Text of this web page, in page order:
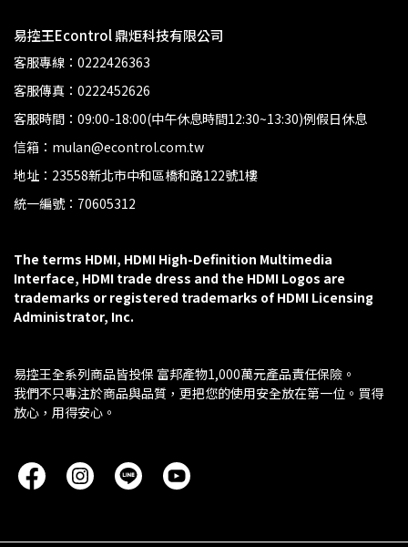
易控王Econtrol 鼎炬科技有限公司
客服專線：0222426363
客服傳真：0222452626
客服時間：09:00-18:00(中午休息時間12:30~13:30)例假日休息
信箱：mulan@econtrol.com.tw
地址：23558新北市中和區橋和路122號1樓
統一編號：70605312
The terms HDMI, HDMI High-Definition Multimedia
Interface, HDMI trade dress and the HDMI Logos are
trademarks or registered trademarks of HDMI Licensing
Administrator, Inc.
易控王全系列商品皆投保 富邦產物1,000萬元產品責任保險。
我們不只專注於商品與品質，更把您的使用安全放在第一位。買得
放心，用得安心。